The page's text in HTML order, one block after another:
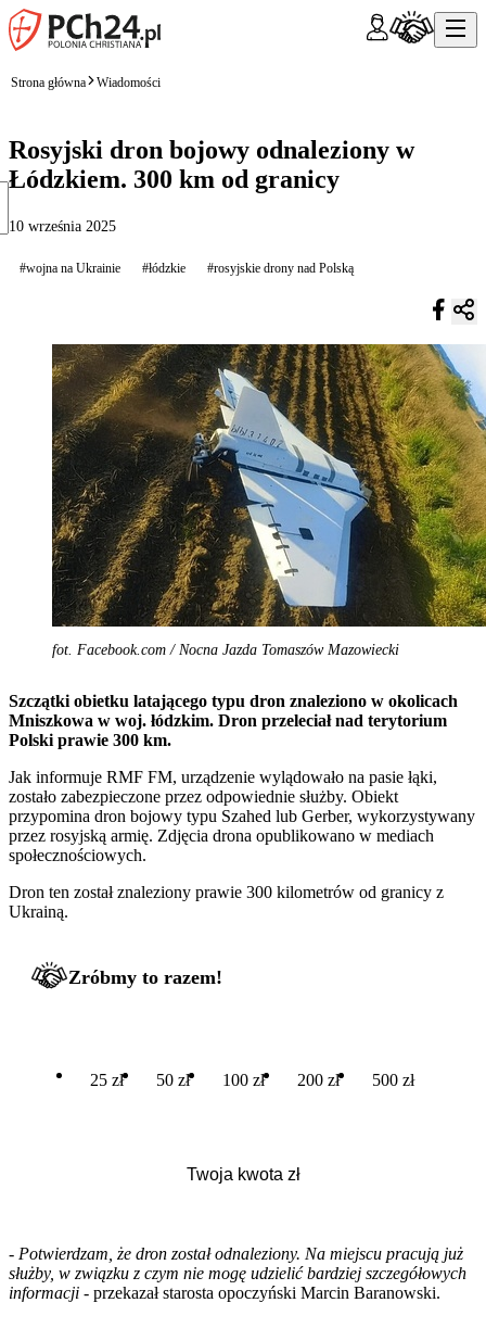
Strona główna Wiadomości
Rosyjski dron bojowy odnaleziony w
Łódzkiem. 300 km od granicy
10 września 2025
#wojna na Ukrainie #łódzkie #rosyjskie drony nad Polską
fot. Facebook.com / Nocna Jazda Tomaszów Mazowiecki
Szczątki obietku latającego typu dron znaleziono w okolicach
Mniszkowa w woj. łódzkim. Dron przeleciał nad terytorium
Polski prawie 300 km.
Jak informuje RMF FM, urządzenie wylądowało na pasie łąki,
zostało zabezpieczone przez odpowiednie służby. Obiekt
przypomina dron bojowy typu Szahed lub Gerber, wykorzystywany
przez rosyjską armię. Zdjęcia drona opublikowano w mediach
społecznościowych.
Dron ten został znaleziony prawie 300 kilometrów od granicy z
Ukrainą.
Zróbmy to razem!
25 zł 50 zł 100 zł 200 zł 500 zł
- Potwierdzam, że dron został odnaleziony. Na miejscu pracują już
służby, w związku z czym nie mogę udzielić bardziej szczegółowych
informacji - przekazał starosta opoczyński Marcin Baranowski.